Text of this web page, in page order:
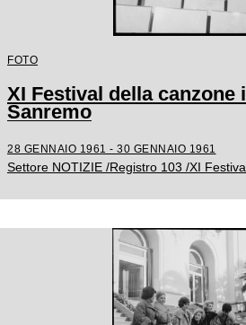
FOTO
XI Festival della canzone
Sanremo
28 GENNAIO 1961 - 30 GENNAIO 1961
Settore NOTIZIE /Registro 103 /XI